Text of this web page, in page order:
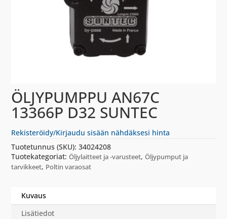
ÖLJYPUMPPU AN67C
13366P D32 SUNTEC
Rekisteröidy/Kirjaudu sisään nähdäksesi hinta
Tuotetunnus (SKU):34024208
Tuotekategoriat:Öljylaitteet ja -varusteet,Öljypumput ja
tarvikkeet, Poltin varaosat
Kuvaus
Lisätiedot